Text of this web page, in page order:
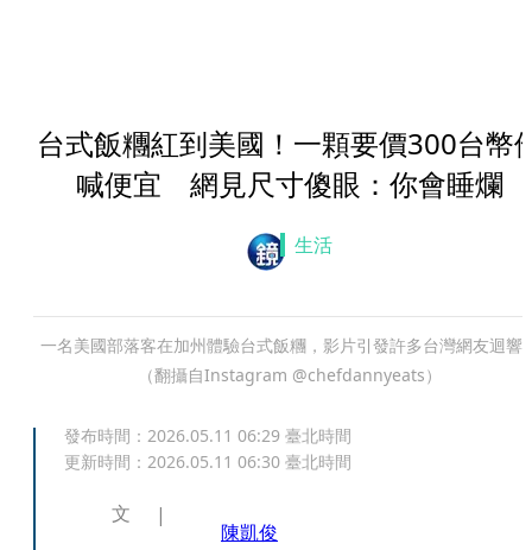
台式飯糰紅到美國！一顆要價300台幣
喊便宜 網見尺寸傻眼：你會睡爛
生活
一名美國部落客在加州體驗台式飯糰，影片引發許多台灣網友迴響
（翻攝自Instagram @chefdannyeats）
發布時間： 2026.05.11 06:29 臺北時間
更新時間： 2026.05.11 06:30 臺北時間
文
陳凱俊